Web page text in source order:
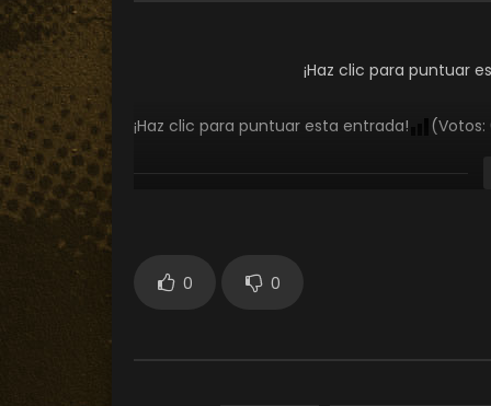
¡Haz clic para puntuar
¡Haz clic para puntuar esta entrada! (Votos:
0 0